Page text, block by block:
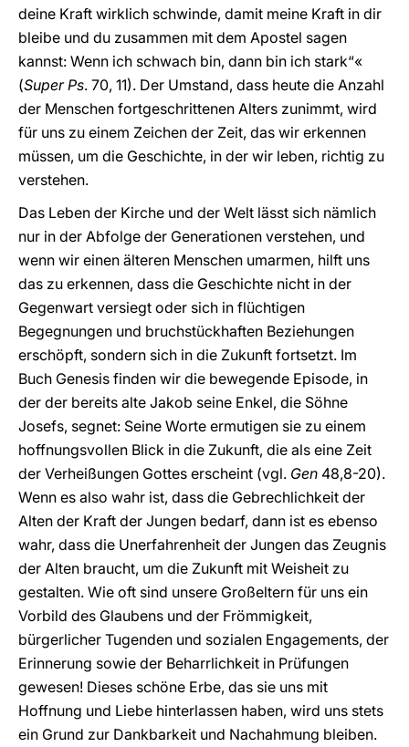
deine Kraft wirklich schwinde, damit meine Kraft in dir
bleibe und du zusammen mit dem Apostel sagen
kannst: Wenn ich schwach bin, dann bin ich stark“«
(Super Ps. 70, 11). Der Umstand, dass heute die Anzahl
der Menschen fortgeschrittenen Alters zunimmt, wird
für uns zu einem Zeichen der Zeit, das wir erkennen
müssen, um die Geschichte, in der wir leben, richtig zu
verstehen.
Das Leben der Kirche und der Welt lässt sich nämlich
nur in der Abfolge der Generationen verstehen, und
wenn wir einen älteren Menschen umarmen, hilft uns
das zu erkennen, dass die Geschichte nicht in der
Gegenwart versiegt oder sich in flüchtigen
Begegnungen und bruchstückhaften Beziehungen
erschöpft, sondern sich in die Zukunft fortsetzt. Im
Buch Genesis finden wir die bewegende Episode, in
der der bereits alte Jakob seine Enkel, die Söhne
Josefs, segnet: Seine Worte ermutigen sie zu einem
hoffnungsvollen Blick in die Zukunft, die als eine Zeit
der Verheißungen Gottes erscheint (vgl. Gen 48,8-20).
Wenn es also wahr ist, dass die Gebrechlichkeit der
Alten der Kraft der Jungen bedarf, dann ist es ebenso
wahr, dass die Unerfahrenheit der Jungen das Zeugnis
der Alten braucht, um die Zukunft mit Weisheit zu
gestalten. Wie oft sind unsere Großeltern für uns ein
Vorbild des Glaubens und der Frömmigkeit,
bürgerlicher Tugenden und sozialen Engagements, der
Erinnerung sowie der Beharrlichkeit in Prüfungen
gewesen! Dieses schöne Erbe, das sie uns mit
Hoffnung und Liebe hinterlassen haben, wird uns stets
ein Grund zur Dankbarkeit und Nachahmung bleiben.